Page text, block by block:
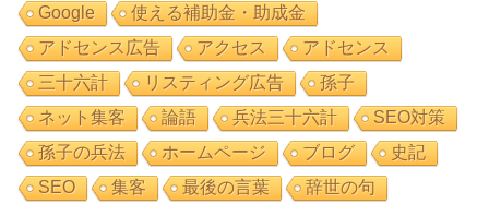
Google
使える補助金・助成金
アドセンス広告
アクセス
アドセンス
三十六計
リスティング広告
孫子
ネット集客
論語 兵法三十六計
SEO対策
孫子の兵法
ホームページ ブログ
史記
SEO
集客 最後の言葉 辞世の句